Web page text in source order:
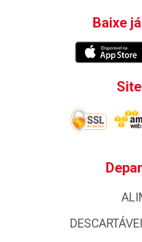
Baixe